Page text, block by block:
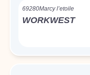
69280Marcy l’etoile
WORKWEST